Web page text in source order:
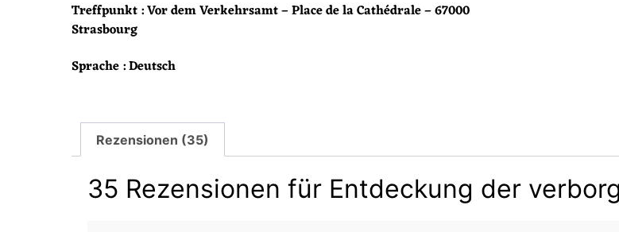
Treffpunkt : Vor dem Verkehrsamt – Place de la Cathédrale – 67000
Strasbourg
Sprache : Deutsch
Rezensionen (35)
35 Rezensionen für Entdeckung der